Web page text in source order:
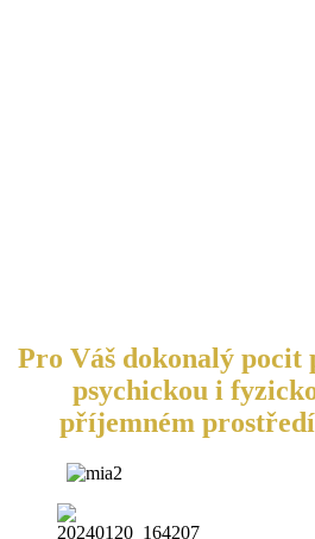
Pro Váš dokonalý pocit
psychickou i
příjemném